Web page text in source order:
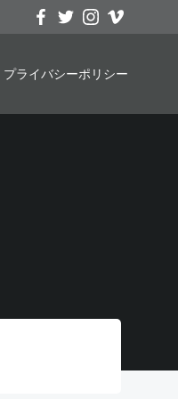
プライバシーポリシー